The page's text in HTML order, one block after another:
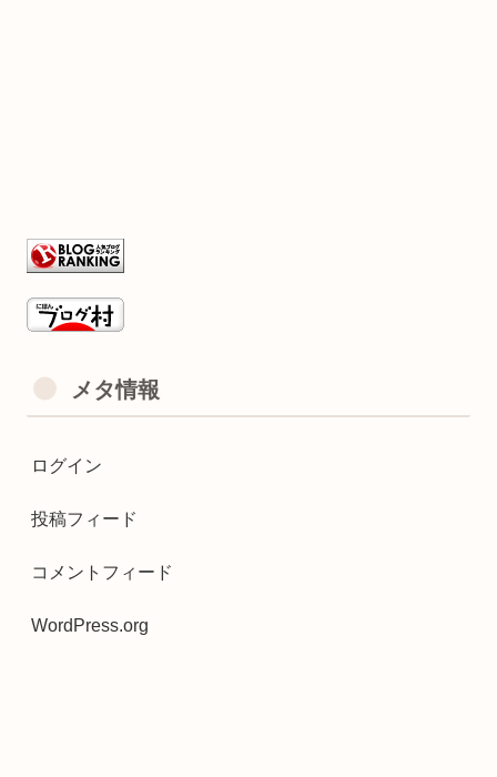
メタ情報
ログイン
投稿フィード
コメントフィード
WordPress.org